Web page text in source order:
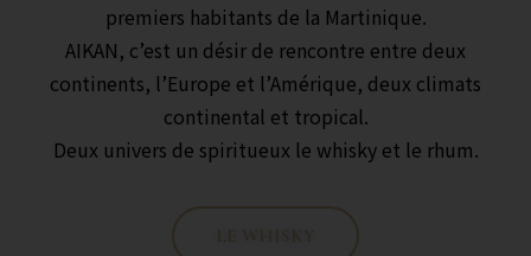
premiers habitants de la Martinique.
AIKAN, c’est un désir de rencontre entre deux
continents, l’Europe et l’Amérique, deux climats
continental et tropical.
Deux univers de spiritueux le whisky et le rhum.